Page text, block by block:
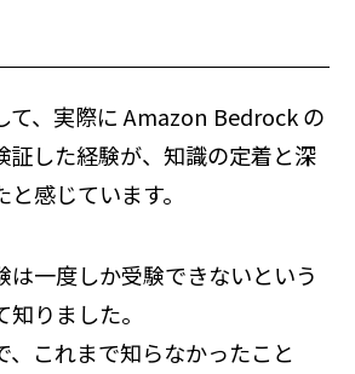
て、実際に Amazon Bedrock の
証した経験が、知識の定着と深
感じています。
は一度しか受験できないという
りました。
、これまで知らなかったこと